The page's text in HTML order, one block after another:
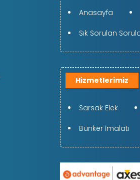
Anasayfa
Sık Sorulan
Hizmetlerimiz
Sarsak Elek
Bunker İmalatı